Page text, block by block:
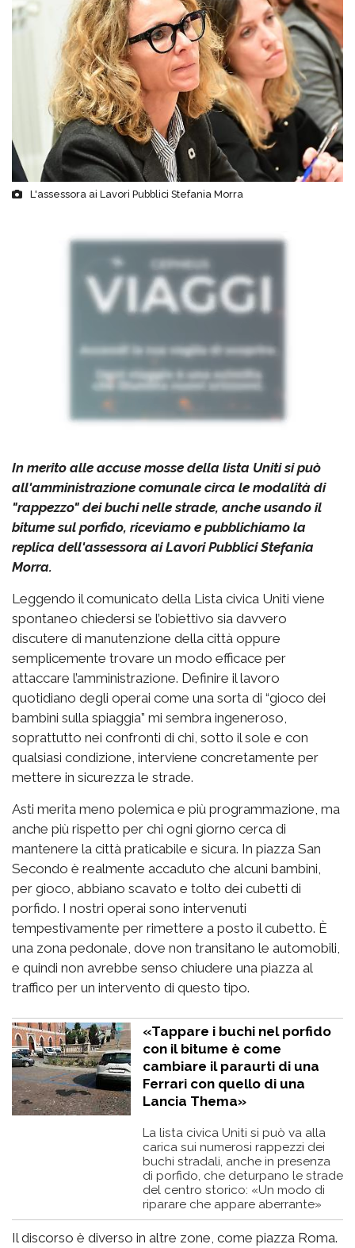
L'assessora ai Lavori Pubblici Stefania Morra
In merito alle accuse mosse della lista Uniti si può
all'amministrazione comunale circa le modalità di
"rappezzo" dei buchi nelle strade, anche usando il
bitume sul porfido, riceviamo e pubblichiamo la
replica dell'assessora ai Lavori Pubblici Stefania
Morra.
Leggendo il comunicato della Lista civica Uniti viene
spontaneo chiedersi se l’obiettivo sia davvero
discutere di manutenzione della città oppure
semplicemente trovare un modo efficace per
attaccare l’amministrazione. Definire il lavoro
quotidiano degli operai come una sorta di “gioco dei
bambini sulla spiaggia” mi sembra ingeneroso,
soprattutto nei confronti di chi, sotto il sole e con
qualsiasi condizione, interviene concretamente per
mettere in sicurezza le strade.
Asti merita meno polemica e più programmazione, ma
anche più rispetto per chi ogni giorno cerca di
mantenere la città praticabile e sicura. In piazza San
Secondo è realmente accaduto che alcuni bambini,
per gioco, abbiano scavato e tolto dei cubetti di
porfido. I nostri operai sono intervenuti
tempestivamente per rimettere a posto il cubetto. È
una zona pedonale, dove non transitano le automobili,
e quindi non avrebbe senso chiudere una piazza al
traffico per un intervento di questo tipo.
«Tappare i buchi nel porfido
con il bitume è come
cambiare il paraurti di una
Ferrari con quello di una
Lancia Thema»
La lista civica Uniti si può va alla
carica sui numerosi rappezzi dei
buchi stradali, anche in presenza
di porfido, che deturpano le strade
del centro storico: «Un modo di
riparare che appare aberrante»
Il discorso è diverso in altre zone, come piazza Roma.